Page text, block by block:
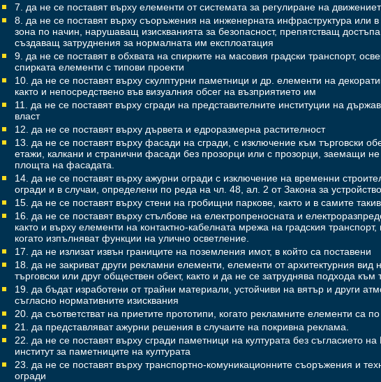
7. да не се поставят върху елементи от системата за регулиране на
8. да не се поставят върху съоръжения на инженерната инфраструктура или в
зона по начин, нарушаващ изискванията за безопасност, препятстващ
създаващ затруднения за нормалната им експлоатация
9. да не се поставят в обхвата на спирките на масовия градски транспорт,
спирката елементи с типови проекти
10. да не се поставят върху скулптурни паметници и др. елементи на
както и непосредствено във визуалния обсег на възприятието им
11. да не се поставят върху сгради на представителните институции на
власт
12. да не се поставят върху дървета и едроразмерна растителност
13. да не се поставят върху фасади на сгради, с изключение към търговски
етажи, калкани и странични фасади без прозорци или с прозорци, заемащи не
площта на фасадата.
14. да не се поставят върху ажурни огради с изключение на временни
огради и в случаи, определени по реда на чл. 48, ал. 2 от За­кона за
15. да не се поставят върху стени на гробищни паркове, както и в самите
16. да не се поставят върху стълбове на електропреносната и
както и върху елементи на контактно-кабелната мрежа на градския
когато изпълняват функции на улично осветление.
17. да не излизат извън границите на поземления имот, в който са поставени
18. да не закриват други рекламни елементи, елементи от архитектурния вид
търговски или друг обществен обект, както и да не се затруднява подхода към
19. да бъдат изработени от трайни материали, устойчиви на вятър и други
съгласно нормативните изисквания
20. да съответстват на приетите прототипи, когато рекламните елементи са
21. да представляват ажурни решения в случаите на покривна реклама.
22. да не се поставят върху сгради паметници на културата без съгласието
институт за паметниците на културата
23. да не се поставят върху транспортно-комуникационните съоръжения и
огради